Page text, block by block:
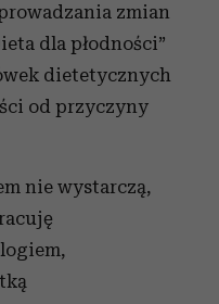
zmian
dla płodności”
dietetycznych
od przyczyny
nie wystarczą,